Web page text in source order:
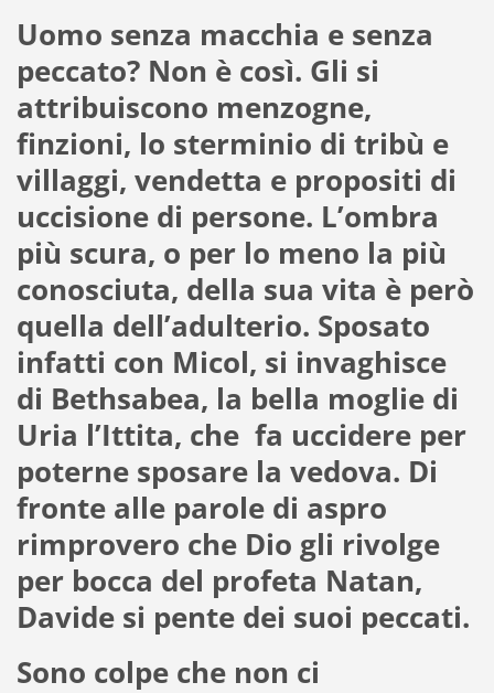
Uomo senza macchia e senza
peccato? Non è così. Gli si
attribuiscono menzogne,
finzioni, lo sterminio di tribù e
villaggi, vendetta e propositi di
uccisione di persone. L’ombra
più scura, o per lo meno la più
conosciuta, della sua vita è però
quella dell’adulterio. Sposato
infatti con Micol, si invaghisce
di Bethsabea, la bella moglie di
Uria l’Ittita, che fa uccidere per
poterne sposare la vedova. Di
fronte alle parole di aspro
rimprovero che Dio gli rivolge
per bocca del profeta Natan,
Davide si pente dei suoi peccati.
Sono colpe che non ci